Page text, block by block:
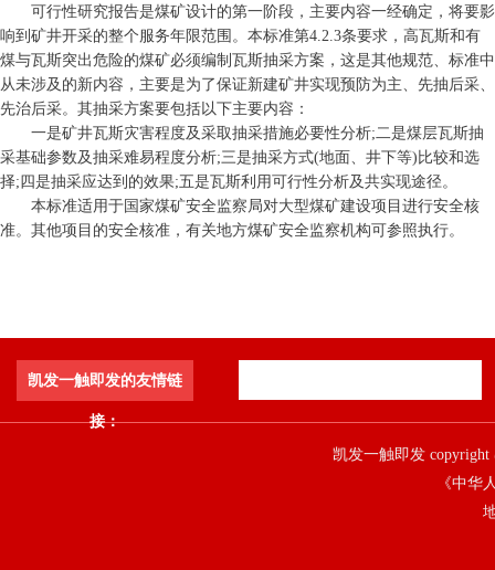
可行性研究报告是煤矿设计的第一阶段，主要内容一经确定，将要影
响到矿井开采的整个服务年限范围。本标准第4.2.3条要求，高瓦斯和有
煤与瓦斯突出危险的煤矿必须编制瓦斯抽采方案，这是其他规范、标准中
从未涉及的新内容，主要是为了保证新建矿井实现预防为主、先抽后采、
先治后采。其抽采方案要包括以下主要内容：
一是矿井瓦斯灾害程度及采取抽采措施必要性分析;二是煤层瓦斯抽
采基础参数及抽采难易程度分析;三是抽采方式(地面、井下等)比较和选
择;四是抽采应达到的效果;五是瓦斯利用可行性分析及共实现途径。
本标准适用于国家煤矿安全监察局对大型煤矿建设项目进行安全核
准。其他项目的安全核准，有关地方煤矿安全监察机构可参照执行。
凯发一触即发的友情链
接：
凯发一触即发
《中华